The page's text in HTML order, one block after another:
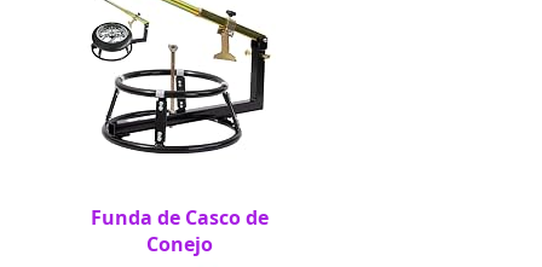
Funda de Casco de
Conejo